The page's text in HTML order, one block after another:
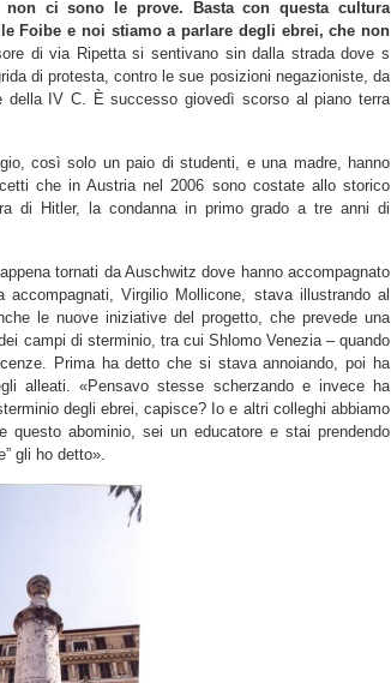
non ci sono le prove. Basta con questa cultura
Foibe e noi stiamo a parlare degli ebrei, che non
di via Ripetta si sentivano sin dalla strada dove s
di protesta, contro le sue posizioni negazioniste, da
IV C. È successo giovedì scorso al piano terra
così solo un paio di studenti, e una madre, hanno
che in Austria nel 2006 sono costate allo storico
di Hitler, la condanna in primo grado a tre anni di
tornati da Auschwitz dove hanno accompagnato
Virgilio Mollicone, stava illustrando al
le nuove iniziative del progetto, che prevede una
campi di sterminio, tra cui Shlomo Venezia – quando
Prima ha detto che si stava annoiando, poi ha
alleati. «Pensavo stesse scherzando e invece ha
degli ebrei, capisce? Io e altri colleghi abbiamo
questo abominio, sei un educatore e stai prendendo
gli ho detto».